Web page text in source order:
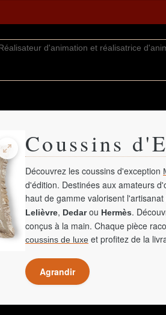
Coussins
Découvrez les coussins d'exception
d'édition. Destinées aux amateurs
haut de gamme valorisent
Lelièvre, Dedarou Hermès.
conçus à la main. Chaque pièce
coussins de luxe et profitez de la
Agrandir